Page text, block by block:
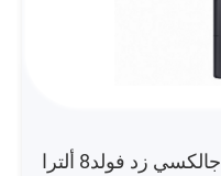
جالكسي زد فولد8 ألترا